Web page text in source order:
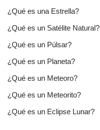
¿Qué es una Estrella?
¿Qué es un Satélite Natural?
¿Qué es un Púlsar?
¿Qué es un Planeta?
¿Qué es un Meteoro?
¿Qué es un Meteorito?
¿Qué es un Eclipse Lunar?